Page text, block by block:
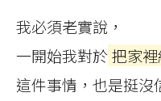
我必須老實說，
一開始我對於把家
這件事情，也是挺沒